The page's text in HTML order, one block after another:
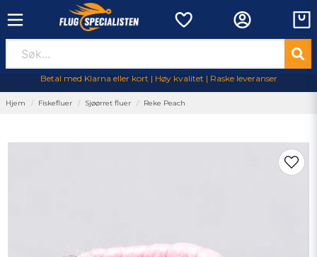
Betal med Klarna eller kort | Høy kvalitet | Raske leveranser
Hjem Fiskefluer Sjøørret fluer Reke Peach